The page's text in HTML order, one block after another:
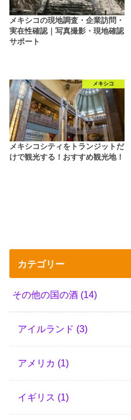
メキシコの現地調査・企業訪問・
実在性確認｜写真撮影・現地確認
サポート
メキシコ
メキシコシティをトランジットだ
けで観光する！おすすめ観光地！
カテゴリー
その他の国の酒 (14)
アイルランド (3)
アメリカ (1)
イギリス (1)